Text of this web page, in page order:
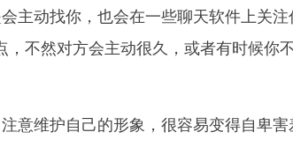
主动找你，也会在一些聊天软件上关
，不然对方会主动很久，或者有时候你
意维护自己的形象，很容易变得自卑